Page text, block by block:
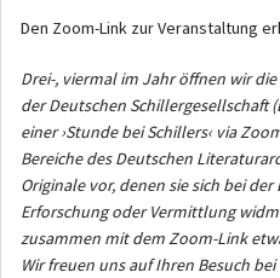
Den Zoom-Link zur Veranstaltung
Drei-, viermal im Jahr öffnen wir
der Deutschen Schillergesellschaft
einer ›Stunde bei Schillers‹ via
Bereiche des Deutschen
Originale vor, denen sie sich bei
Erforschung oder Vermittlung
zusammen mit dem Zoom-Link
Wir freuen uns auf Ihren Besuch bei